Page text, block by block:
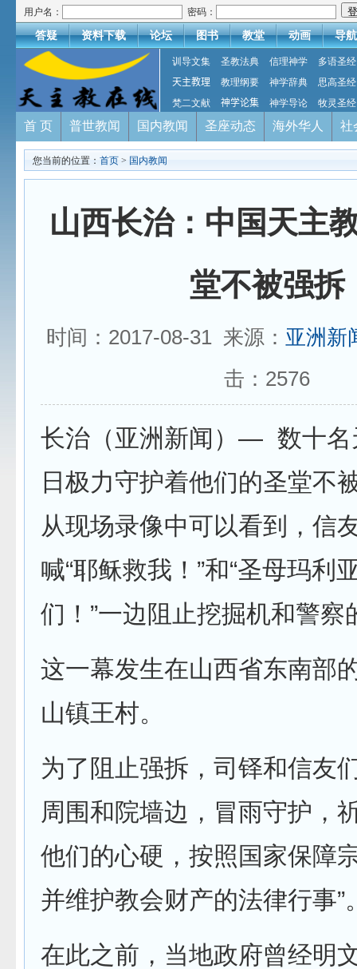
用户名： 密码：
答疑 资料下载 论坛 图书 教堂 动画 导航
训导文集 圣教法典 信理神学
多语圣经
天主教理
教理纲要 神学辞典
思高圣经
梵二文献
神学论集 神学导论 牧灵圣经
首 页 普世教闻 国内教闻 圣座动态 海外华人 社
您当前的位置： 首页 > 国内教闻
山西长治：中国天主
堂不被强拆
时间：2017-08-31 来源： 亚洲新
击： 2576
长治（亚洲新闻）— 数十名
日极力守护着他们的圣堂不
从现场录像中可以看到，信
喊“耶稣救我！”和“圣母玛利
们！”一边阻止挖掘机和警察
这一幕发生在山西省东南部
山镇王村。
为了阻止强拆，司铎和信友
周围和院墙边，冒雨守护，
他们的心硬，按照国家保障
并维护教会财产的法律行事”
在此之前，当地政府曾经明